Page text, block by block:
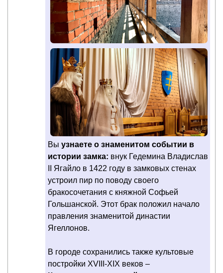
Вы узнаете о знаменитом событии в
истории замка: внук Гедемина Владислав
II Ягайло в 1422 году в замковых стенах
устроил пир по поводу своего
бракосочетания с княжной Софьей
Гольшанской. Этот брак положил начало
правления знаменитой династии
Ягеллонов.
В городе сохранились также культовые
постройки ХVIII-XIX веков –